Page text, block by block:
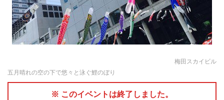
梅田スカイビル
五月晴れの空の下で悠々と泳ぐ鯉のぼり
※ このイベントは終了しました。